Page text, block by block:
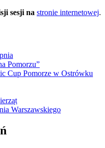
sesji na stronie internetowej.
Pomorzu”
Cup Pomorze w Ostrówku
Warszawskiego